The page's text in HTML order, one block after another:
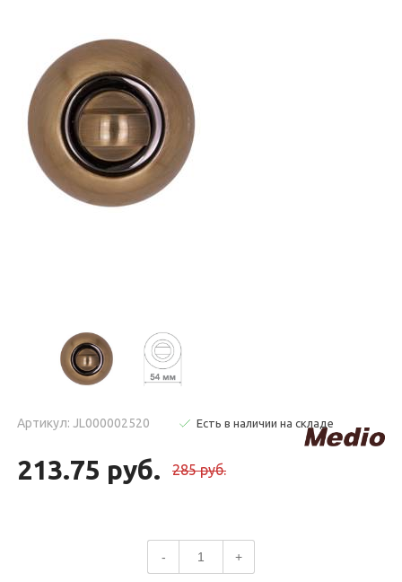
Артикул: JL000002520 Есть в наличии на складе
213.75 руб. 285 руб.
- +